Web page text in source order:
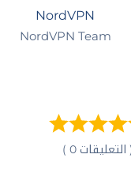
NordVPN
NordVPN Team
( التعليقات 0 )